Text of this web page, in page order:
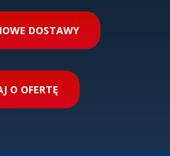
DOSTAWY
O OFERTĘ